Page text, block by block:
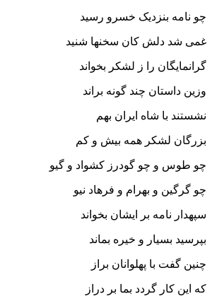
چو نامه بنزدیک خسرو رسید
غمى شد دلش کان سخنها شنید
گرانمایگان را ز لشکر بخواند
وزین داستان چند گونه براند
نشستند با شاه ایران بهم
بزرگان لشکر همه بیش و کم‏
چو طوس و چو گودرز کشواد و گیو
چو گرگین و بهرام و فرهاد نیو
سپهدار نامه بر ایشان بخواند
بپرسید بسیار و خیره بماند
چنین گفت با پهلوانان براز
که این کار گردد بما بر دراز